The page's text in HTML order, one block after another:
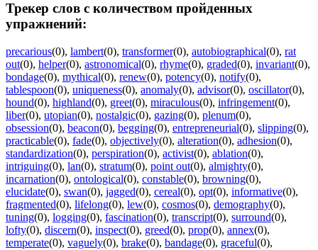
Трекер слов с количеством пройденных
упражнений:
precarious(0), lambert(0), transformer(0), autobiographical(0), rat
out(0), helper(0), astronomical(0), rhyme(0), graded(0), invariant(0),
bondage(0), mythical(0), renew(0), potency(0), notify(0),
tablespoon(0), uniqueness(0), anomaly(0), advisor(0), oscillator(0),
hound(0), highland(0), greet(0), miraculous(0), infringement(0),
liber(0), utopian(0), nostalgic(0), gazing(0), plenum(0),
obsession(0), beacon(0), begging(0), entrepreneurial(0), slipping(0),
practicable(0), fade(0), objectively(0), alteration(0), adhesion(0),
standardization(0), perspiration(0), activist(0), ablation(0),
intriguing(0), lan(0), stratum(0), point out(0), almighty(0),
incarnation(0), ontological(0), constable(0), browning(0),
elucidate(0), swan(0), jagged(0), cereal(0), opt(0), informative(0),
fragmented(0), lifelong(0), lew(0), cosmos(0), demography(0),
tuning(0), logging(0), fascination(0), transcript(0), surround(0),
lofty(0), discern(0), inspect(0), greed(0), prop(0), annex(0),
temperate(0), vaguely(0), brake(0), bandage(0), graceful(0),